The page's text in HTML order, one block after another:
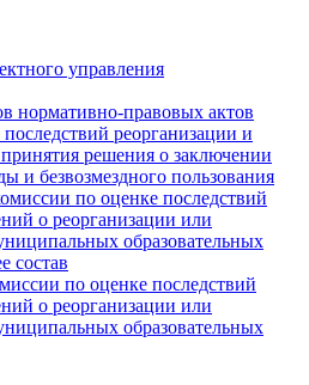
управления
нормативно-правовых актов
реорганизации и
решения о заключении
и безвозмездного пользования
по оценке последствий
о реорганизации или
образовательных
состав
по оценке последствий
о реорганизации или
образовательных